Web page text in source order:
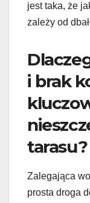
jest taka, że
zależy od
i brak
tarasu?
Zalegająca
prosta droga